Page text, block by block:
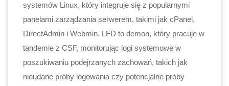
systemów Linux, który integruje się z popularnymi
panelami zarządzania serwerem, takimi jak cPanel,
DirectAdmin i Webmin. LFD to demon, który pracuje w
tandemie z CSF, monitorując logi systemowe w
poszukiwaniu podejrzanych zachowań, takich jak
nieudane próby logowania czy potencjalne próby